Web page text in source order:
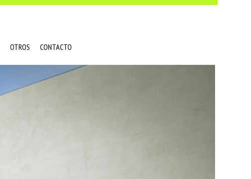
OTROS CONTACTO